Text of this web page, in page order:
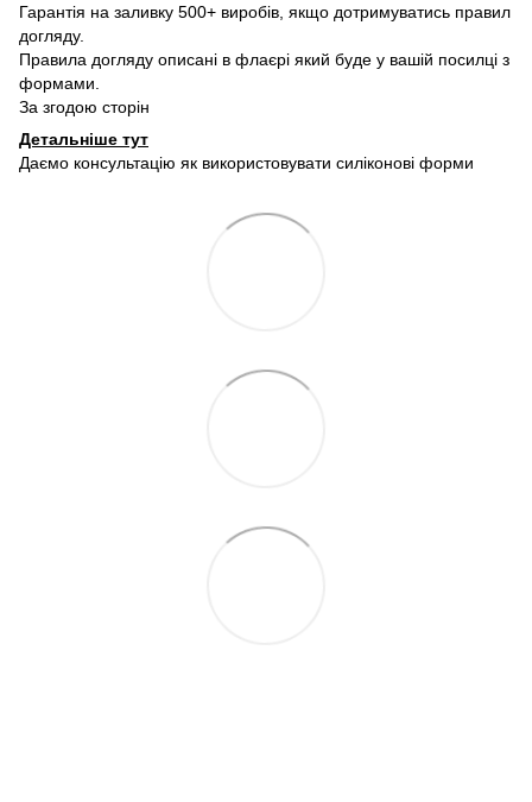
Гарантія на заливку 500+ виробів, якщо дотримуватись правил
догляду.
Правила догляду описані в флаєрі який буде у вашій посилці з
формами.
За згодою сторін
Детальніше тут
Даємо консультацію як використовувати силіконові форми